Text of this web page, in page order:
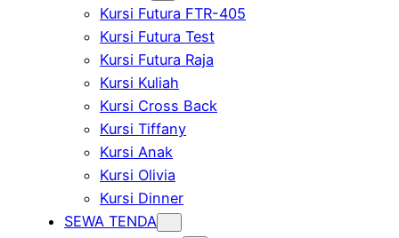
Kursi Futura FTR-405
Kursi Futura Test
Kursi Futura Raja
Kursi Kuliah
Kursi Cross Back
Kursi Tiffany
Kursi Anak
Kursi Olivia
Kursi Dinner
SEWA TENDA